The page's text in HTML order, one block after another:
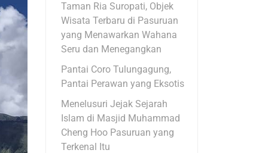
Taman Ria Suropati, Objek
Wisata Terbaru di Pasuruan
yang Menawarkan Wahana
Seru dan Menegangkan
Pantai Coro Tulungagung,
Pantai Perawan yang Eksotis
Menelusuri Jejak Sejarah
Islam di Masjid Muhammad
Cheng Hoo Pasuruan yang
Terkenal Itu